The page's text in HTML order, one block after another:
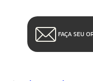
FAÇA SEU